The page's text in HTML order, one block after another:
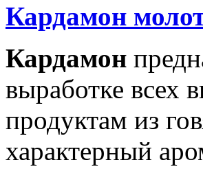
Кардамон
Кардамон
выработке всех
продуктам из
характерный